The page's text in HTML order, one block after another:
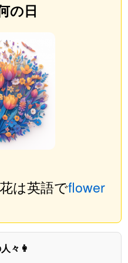
の日
は英語でflower
々👩